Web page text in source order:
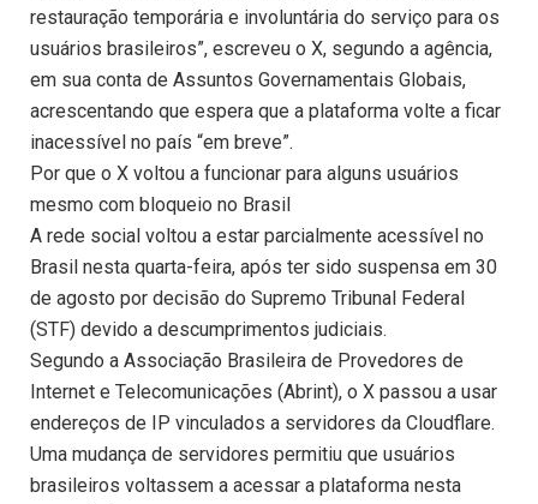
restauração temporária e involuntária do serviço para os
usuários brasileiros”, escreveu o X, segundo a agência,
em sua conta de Assuntos Governamentais Globais,
acrescentando que espera que a plataforma volte a ficar
inacessível no país “em breve”.
Por que o X voltou a funcionar para alguns usuários
mesmo com bloqueio no Brasil
A rede social voltou a estar parcialmente acessível no
Brasil nesta quarta-feira, após ter sido suspensa em 30
de agosto por decisão do Supremo Tribunal Federal
(STF) devido a descumprimentos judiciais.
Segundo a Associação Brasileira de Provedores de
Internet e Telecomunicações (Abrint), o X passou a usar
endereços de IP vinculados a servidores da Cloudflare.
Uma mudança de servidores permitiu que usuários
brasileiros voltassem a acessar a plataforma nesta